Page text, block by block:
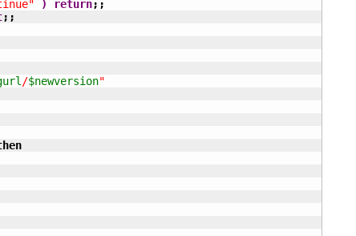
) return;;
;;
/$newversion"